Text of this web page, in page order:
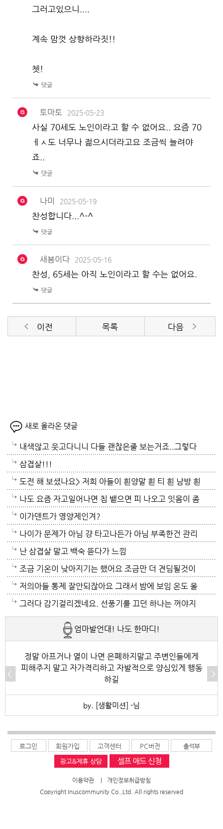
그러고있으니....
계속 맘껏 상향하라짓!!
쳇!
토마토 2025-05-23
사실 70세도 노인이라고 할 수 없어요.. 요즘 70
ㅔㅅ도 너무나 젊으시더라고요 조금씩 늘려야
죠..
나미 2025-05-19
찬성합니다...^-^
새봄이다 2025-05-16
찬성, 65세는 아직 노인이라고 할 수는 없어요.
이전 목록 다음
새로 올라온 댓글
내색않고 웃고다니니 다들 괜찮은줄 보는거죠..그렇다
고 우중중한 얼굴로 매일 다닐수도 없는 노릇이고 사람
들마다 다 내 사정을 설명하기도 그럴거고 ..힘드실거
압니다. 그래도 참 그 자리서 꿋꿋하게 가정돌보고 여러
일 하고 사는거보면 대단하세요. 저같음 벌써 지쳐서 나
가떨어질일이죠. 가족들로인해 세번다님은 너무 힘든
케이스죠..ㅠ 스트레스 관리 잘하시고 그러세요..오늘은
좀 덜 덥네요.
삼겹살!!!
도전 해 보셨나요> 저희 아들이 흰양말 흰 티 흰 남방 흰
색을 주로 입는데 누래지고 사서 한해 입으면 다음해 입
기가 힘든 옷들이 있어요. 위에방법 괜찮은지 알고 싶어
요~~
나도 요즘 자고일어나면 침 뱉으면 피 나오고 잇몸이 좀
부어있는듯
이가덴트가 영양제인겨?
나이가 문제가 아님 걍 타고나든가 아님 부족한건 관리
하든가임
난 삼겹살 말고 백숙 뜯다가 느낌
조금 기온이 낮아지기는 했어요 조금만 더 견딤될것이
고 동해쪽은 비가왔더고 하더니 동해쪽 사시나 보네요
테픙이 지나가면서 동해는 비를 뿌려주고 그영향으로
서울도 조금 기온이 낮아졌어요 피곤할때는 쉬셔요 라
면도 댕길때는 드셔도 됩니다 주구장창 라면으로 끼니
떼우는것 아님 가끔은 괜찮습니다
저의아들 통제 잘안되잖아요 그래서 밤에 보임 온도 올
려놓고 그러고 있는데 그러니 여름감기도 잘걸리기도
합니다 솔직히 전 자식둘다 날 힘들게 하는편이죠 그나
마 내색않고 잘 견딜려고해도 힘들때는 넘우울해요 그
런데도 사람들은 넘 이기적이죠 내가 웃고다닌다고 다
너무 괜찮은지 아는가봐요 그렇다고 모든사람을 다끊어
는것이 더 걱정이죠 애물단지입니다
그러다 감기걸리겠네요. 선풍기를 끄던 하나는 꺼야지
요. 여름철 실내 적정온도가 26로 알고있는데 너무 낮
게 설정해놓고 사네요. 전기세도 많이나오겠네요.
엄마발언대! 나도 한마디!
정말 아프거나 열이 나면 은폐하지말고 주변인들에게
피해주지 말고 자가격리하고 자발적으로 양심있게 행동
하길
by. [생활미션] -님
로그인 회원가입 고객센터 PC버전 출석부
이용약관
개인정보취급방침
Copyright Inuscommunity Co.,Ltd. All rights reserved